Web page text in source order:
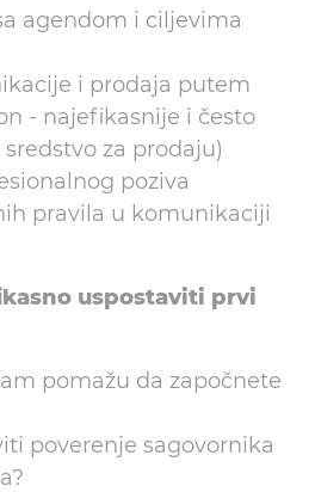
agendom i ciljevima
i prodaja putem
- najefikasnije i često
za prodaju)
poziva
pravila u komunikaciji
uspostaviti prvi
pomažu da započnete
poverenje sagovornika